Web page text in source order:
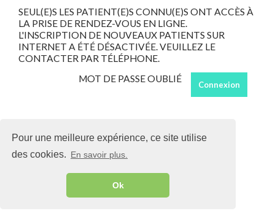
Pour une meilleure expérience, ce site utilise
des cookies. En savoir plus.
Ok
Connexion